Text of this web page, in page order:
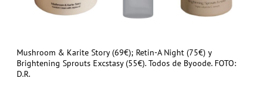
Mushroom & Karite Story (69€); Retin-A Night (75€) y
Brightening Sprouts Excstasy (55€). Todos de Byoode. FOTO:
D.R.